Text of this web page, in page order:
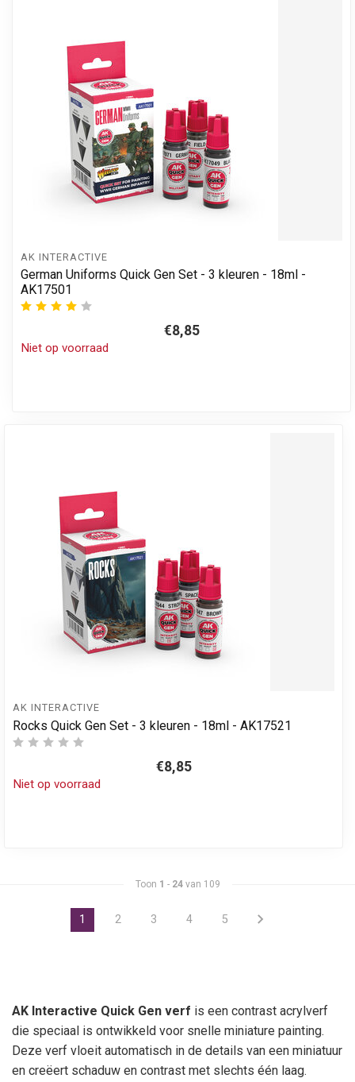
AK INTERACTIVE
German Uniforms Quick Gen Set - 3 kleuren - 18ml -
AK17501
€8,85
Niet op voorraad
AK INTERACTIVE
Rocks Quick Gen Set - 3 kleuren - 18ml - AK17521
€8,85
Niet op voorraad
Toon 1 - 24van 109
1 2 3 4 5
AK Interactive Quick Gen verf is een contrast acrylverf
die speciaal is ontwikkeld voor snelle miniature painting.
Deze verf vloeit automatisch in de details van een miniatuur
en creëert schaduw en contrast met slechts één laag.